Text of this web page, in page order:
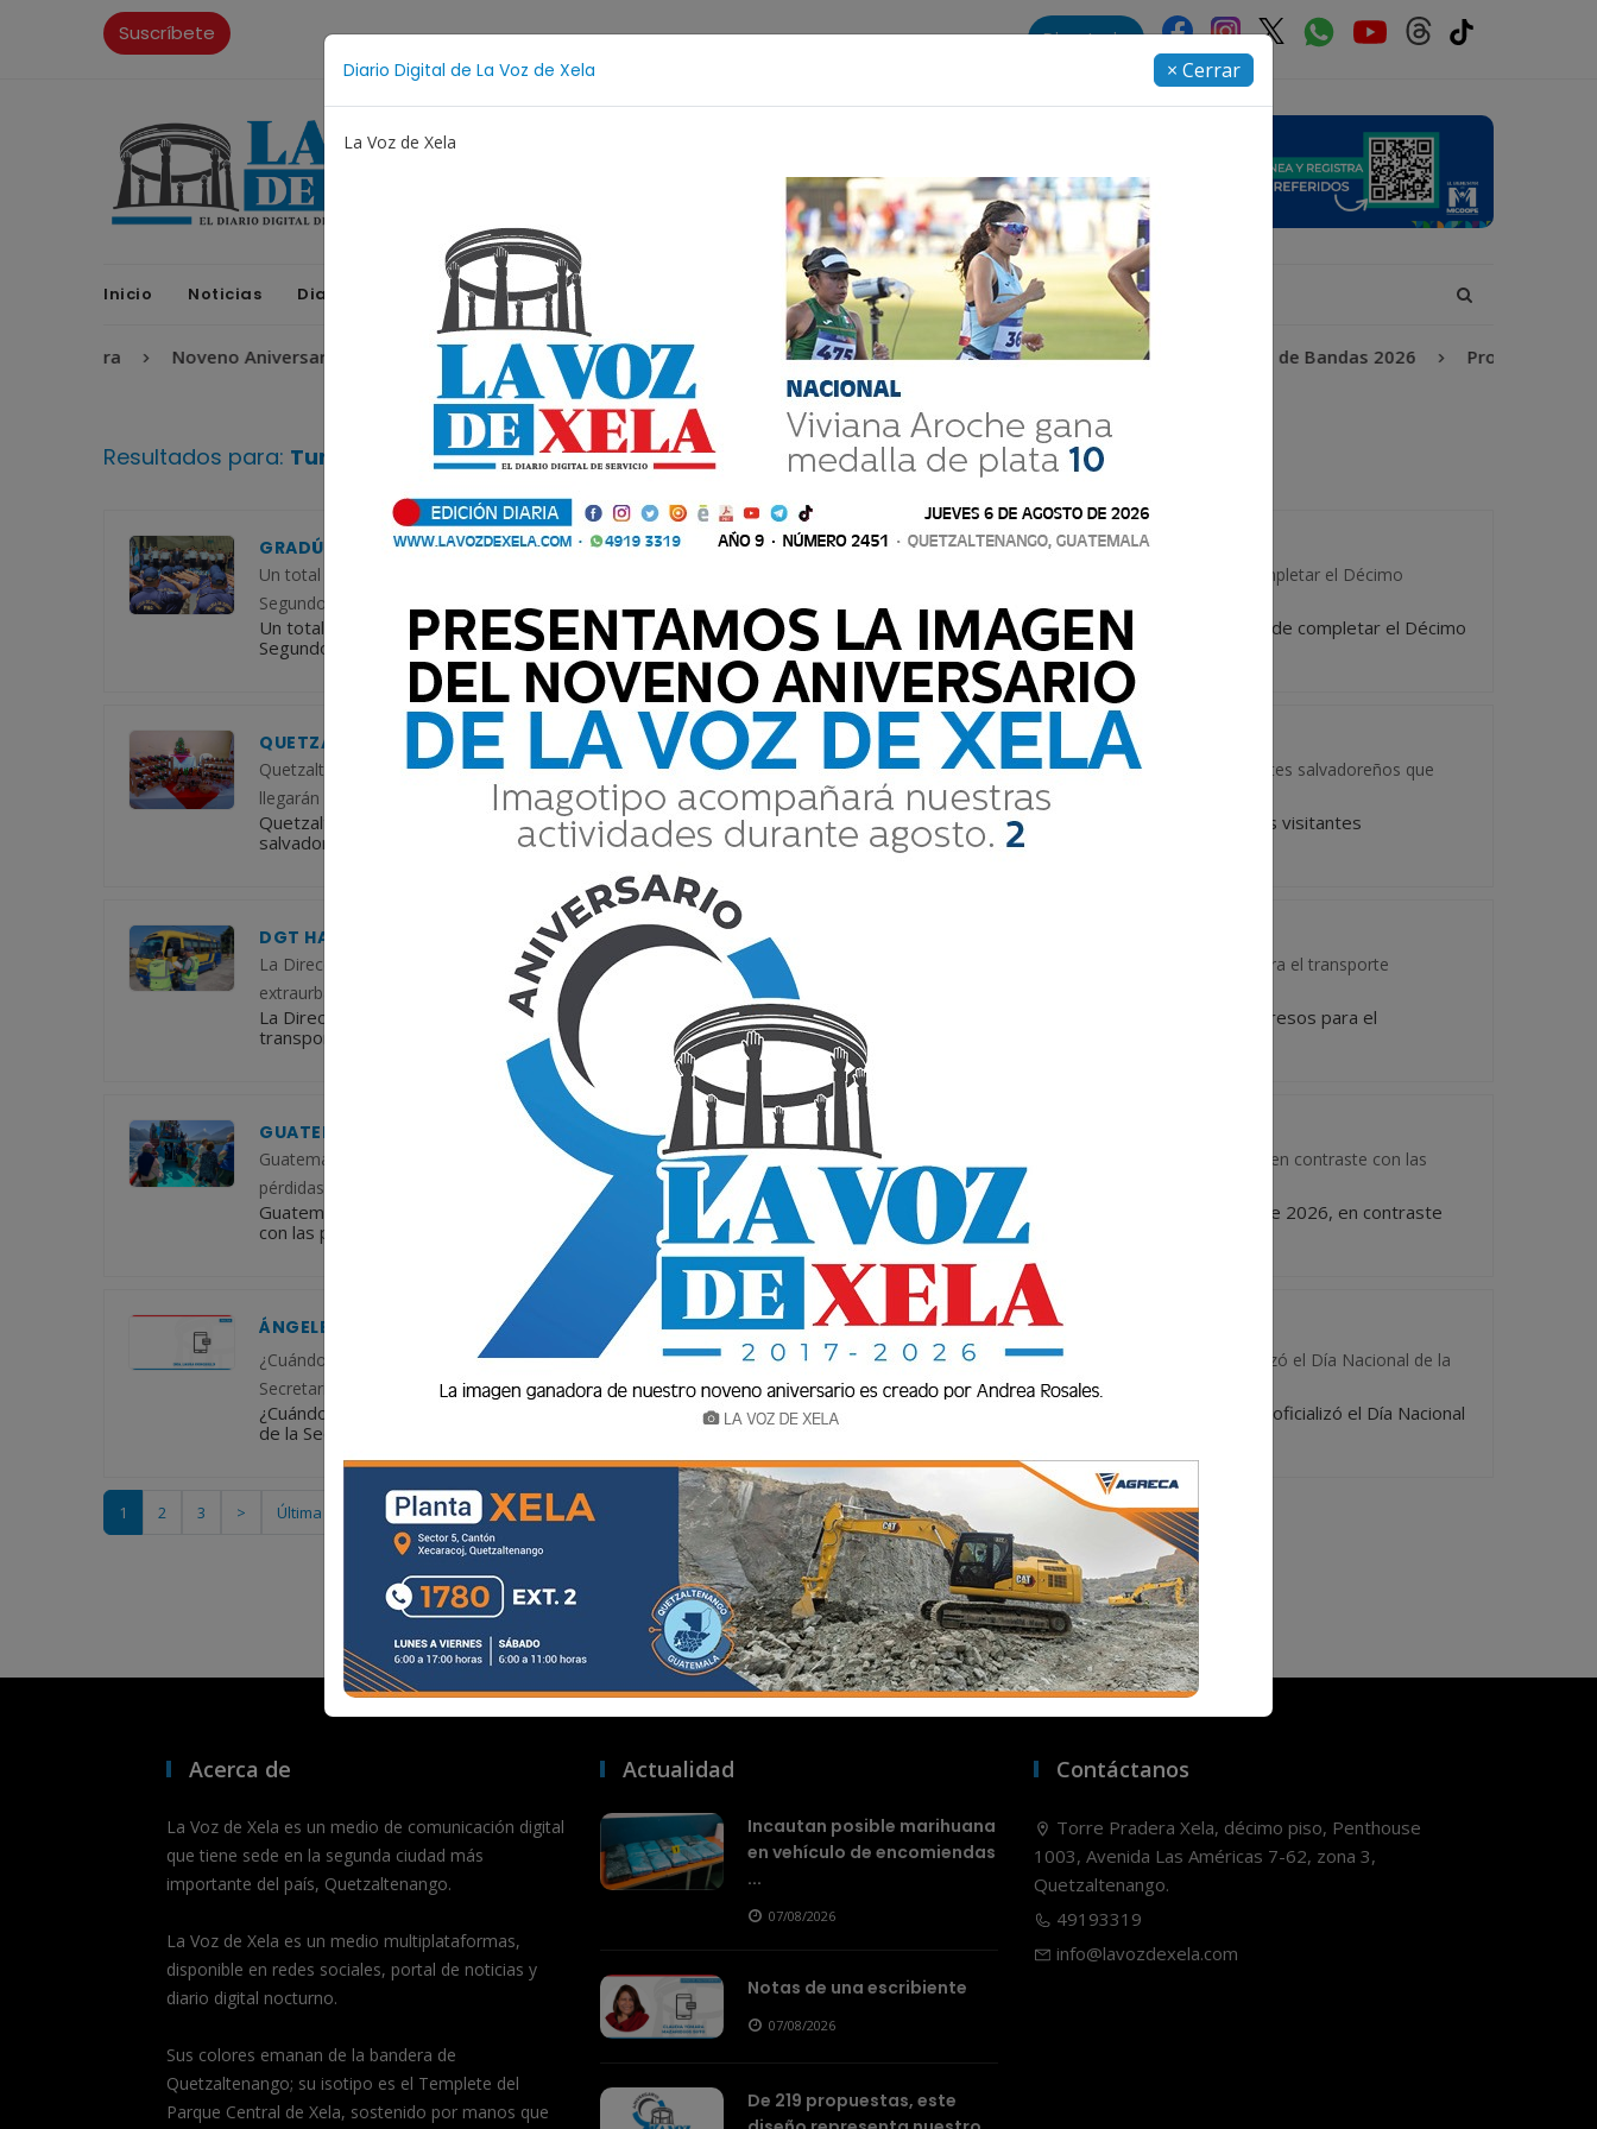
Diario Digital de La Voz de Xela × Cerrar
La Voz de Xela
Suscríbete Directorio
Inicio Noticias Diario Digital Opiniones La Voz de Xela Sports Contáctanos LA VOZ 25
Noveno Aniversario Fichajes Niñez y Adolescencia Protección Infantil Incendios Festival de Bandas 2026 Proceso Judicial
Resultados para: Turismo
GRADÚAN A 146 AGENTES PARA SEGURIDAD TURÍSTICA EN GUATEMALA
Un total de 146 agentes de la Policía Nacional Civil (PNC) se incorporan a la División de Seguridad Turística (DISETUR) luego de completar el Décimo
Segundo Curso de Especialidad de Seguridad Turística, con el que r
Un total de 146 agentes de la Policía Nacional Civil (PNC) se incorporan a la División de Seguridad Turística (DISETUR) luego de completar el Décimo
Segundo Curso de Especialidad de Seguridad Turística, con el que r...
QUETZALTENANGO INTEGRA RUTA TURÍSTICA PARA ATRAER A SALVADOREÑOS
Quetzaltenango figura entre los principales destinos que el Instituto Guatemalteco de Turismo (Inguat) promociona para los visitantes salvadoreños que
llegarán al país durante las Fiestas Agostinas. El departamento forma parte de
Quetzaltenango figura entre los principales destinos que el Instituto Guatemalteco de Turismo (Inguat) promociona para los visitantes
salvadoreños que llegarán al país durante las Fiestas Agostinas. El departamento forma parte de...
DGT HABILITA PERMISOS EN LÍNEA PARA TRANSPORTE EXTRAURBANO
La Dirección General de Transportes (DGT) habilita desde el 1 de julio el trámite en línea de los permisos temporales y expresos para el transporte
extraurbano de pasajeros y de turismo, como parte de su estrategia de modernizaci
La Dirección General de Transportes (DGT) habilita desde el 1 de julio el trámite en línea de los permisos temporales y expresos para el
transporte extraurbano de pasajeros y de turismo, como parte de su estrategia de modernizaci...
GUATEMALA CRECE 2.1 % EN TURISMO Y SUPERA LOS 1.1 MILLONES DE VISITAS
Guatemala registró un crecimiento del 2.1% en la llegada de visitantes internacionales durante los primeros cuatro meses de 2026, en contraste con las
pérdidas que enfrenta el turismo mundial debido al impacto de los conflictos en Orien
Guatemala registró un crecimiento del 2.1% en la llegada de visitantes internacionales durante los primeros cuatro meses de 2026, en contraste
con las pérdidas que enfrenta el turismo mundial debido al impacto de los conflictos en Orien...
ÁNGELES DE LA OFICINA
¿Cuándo se oficializó el Día de la Secretaria en Guatemala? Fue en el mandato del presidente Ramiro de León Carpio que se oficializó el Día Nacional de la
Secretaria. Fue un 26 de abril de 1994, a t
¿Cuándo se oficializó el Día de la Secretaria en Guatemala? Fue en el mandato del presidente Ramiro de León Carpio que se oficializó el Día Nacional
de la Secretaria. Fue un 26 de abril de 1994, a t...
1 2 3 > Última
Acerca de
La Voz de Xela es un medio de comunicación digital
que tiene sede en la segunda ciudad más
importante del país, Quetzaltenango.
La Voz de Xela es un medio multiplataformas,
disponible en redes sociales, portal de noticias y
diario digital nocturno.
Sus colores emanan de la bandera de
Quetzaltenango; su isotipo es el Templete del
Parque Central de Xela, sostenido por manos que
Actualidad
Incautan posible marihuana
en vehículo de encomiendas
...
07/08/2026
Notas de una escribiente
07/08/2026
De 219 propuestas, este
Contáctanos
Torre Pradera Xela, décimo piso, Penthouse
1003, Avenida Las Américas 7-62, zona 3,
Quetzaltenango.
49193319
info@lavozdexela.com